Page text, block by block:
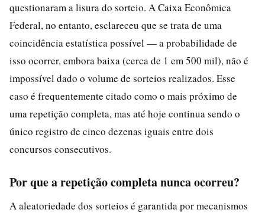
questionaram a lisura do sorteio. A Caixa Econômica
Federal, no entanto, esclareceu que se trata de uma
coincidência estatística possível — a probabilidade de
isso ocorrer, embora baixa (cerca de 1 em 500 mil), não é
impossível dado o volume de sorteios realizados. Esse
caso é frequentemente citado como o mais próximo de
uma repetição completa, mas até hoje continua sendo o
único registro de cinco dezenas iguais entre dois
concursos consecutivos.
Por que a repetição completa nunca ocorreu?
A aleatoriedade dos sorteios é garantida por mecanismos